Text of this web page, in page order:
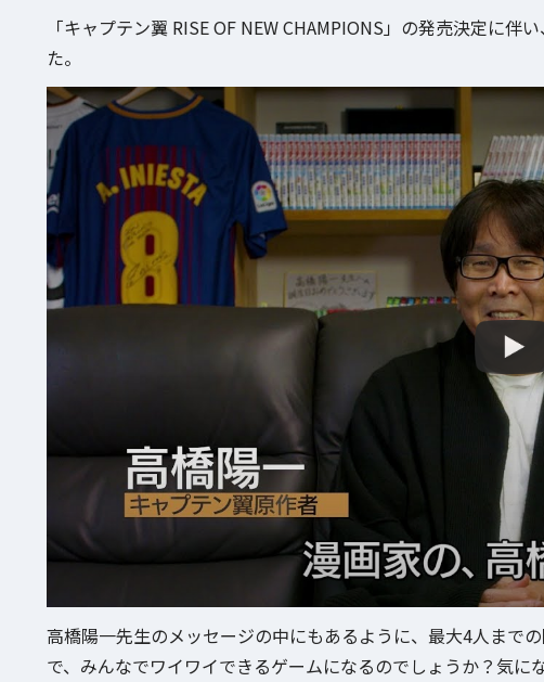
「キャプテン翼 RISE OF NEW CHAMPIONS」の発売決定に
た。
高橋陽一先生のメッセージの中にもあるように、最大4人まで
で、みんなでワイワイできるゲームになるのでしょうか？気に